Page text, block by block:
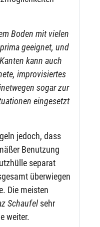
Boden mit vielen
geeignet, und
kann auch
improvisiertes
sogar zur
eingesetzt
jedoch, dass
Benutzung
separat
überwiegen
Die meisten
Schaufel sehr
weiter.